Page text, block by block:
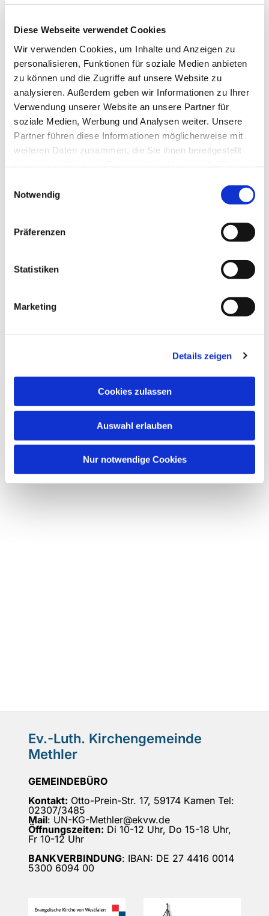
Diese Webseite verwendet Cookies
Wir verwenden Cookies, um Inhalte und Anzeigen zu
personalisieren, Funktionen für soziale Medien anbieten
zu können und die Zugriffe auf unsere Website zu
analysieren. Außerdem geben wir Informationen zu Ihrer
Verwendung unserer Website an unsere Partner für
soziale Medien, Werbung und Analysen weiter. Unsere
Partner führen diese Informationen möglicherweise mit
weiteren Daten zusammen, die Sie ihnen bereitgestellt
Notwendig
Präferenzen
Statistiken
Marketing
Details zeigen
Cookies zulassen
Auswahl erlauben
Nur notwendige Cookies
wo?
Luther-Haus
Kontakt: Bärbel Deifuß (Tel: 02307 / 390 33)
Dies könnte Sie auch
Ev.-Luth. Kirchengemeinde
Methler
GEMEINDEBÜRO
Kontakt: Otto-Prein-Str. 17, 59174 Kamen Tel:
02307/3485
Mail: UN-KG-Methler@ekvw.de
Öffnungszeiten: Di 10-12 Uhr, Do 15-18 Uhr,
Fr 10-12 Uhr
BANKVERBINDUNG: IBAN: DE 27 4416 0014
5300 6094 00